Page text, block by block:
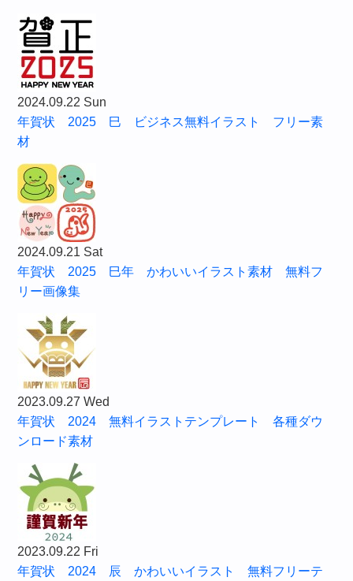
2024.09.22 Sun
年賀状 2025 巳 ビジネス無料イラスト フリー素
材
2024.09.21 Sat
年賀状 2025 巳年 かわいいイラスト素材 無料フ
リー画像集
2023.09.27 Wed
年賀状 2024 無料イラストテンプレート 各種ダウ
ンロード素材
2023.09.22 Fri
年賀状 2024 辰 かわいいイラスト 無料フリーテ